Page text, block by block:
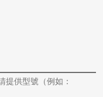
提供型號（例如：